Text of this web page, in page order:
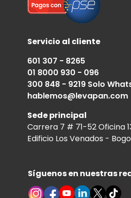
Servicio al cliente
601 307 - 8265
01 8000 930 - 096
300 848 - 9219 Solo
hablemos@levapan.com
Sede principal
Carrera 7 # 71-52 Oficina
Edificio Los Venados -
Síguenos en nuestras